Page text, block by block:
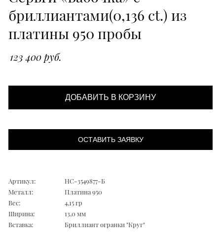
бриллиантами(0,136 ct.) из
платины 950 пробы
123 400 руб.
ДОБАВИТЬ В КОРЗИНУ
ОСТАВИТЬ ЗАЯВКУ
Артикул:
НС-3549877-Б
Металл:
Платина 950
Вес:
4,15 гр
Ширина:
13,0 мм
Вставка:
Бриллиант огранки "Круг"